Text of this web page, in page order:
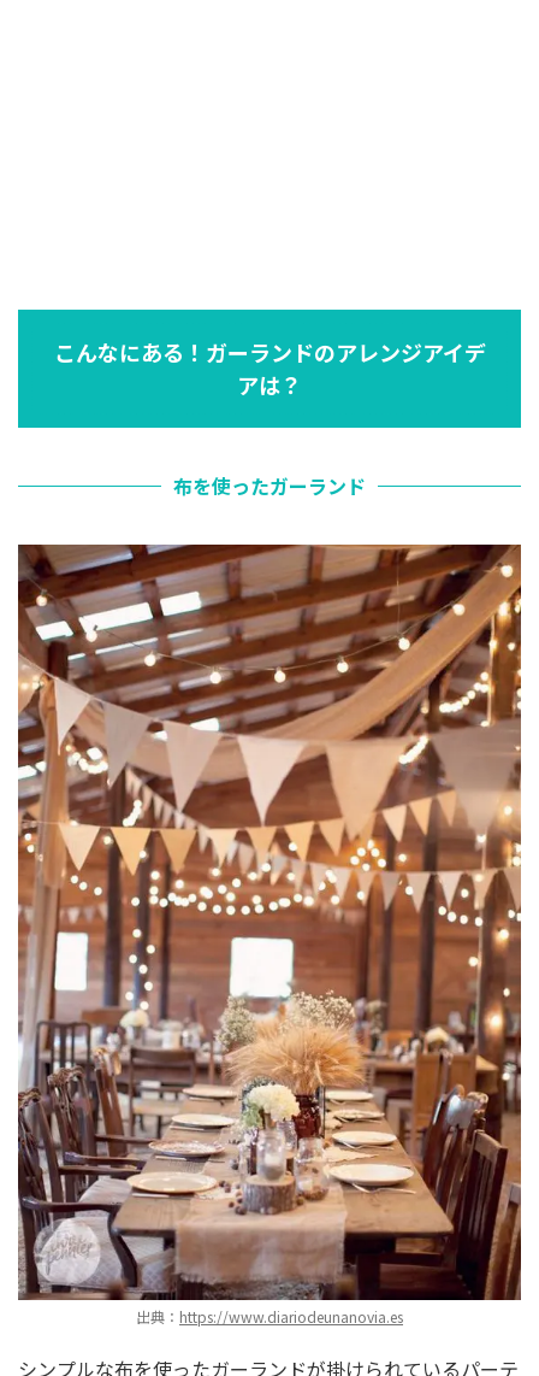
こんなにある！ガーランドのアレンジアイデ
アは？
布を使ったガーランド
出典： https://www.diariodeunanovia.es
シンプルな布を使ったガーランドが掛けられているパーテ